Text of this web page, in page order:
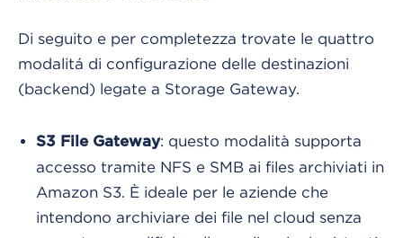
Di seguito e per completezza trovate le quattro
modalitá di configurazione delle destinazioni
(backend) legate a Storage Gateway.
S3 File Gateway: questo modalità supporta
accesso tramite NFS e SMB ai files archiviati in
Amazon S3. È ideale per le aziende che
intendono archiviare dei file nel cloud senza